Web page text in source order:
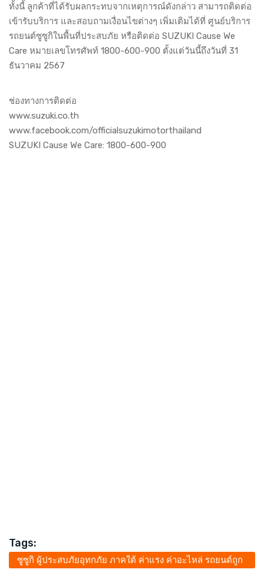
ทั้งนี้ ลูกค้าที่ได้รับผลกระทบจากเหตุการณ์ดังกล่าว สามารถติดต่อ
เข้ารับบริการ และสอบถามเงื่อนไขต่างๆ เพิ่มเติมได้ที่ ศูนย์บริการ
รถยนต์ซูซูกิในพื้นที่ประสบภัย หรือติดต่อ SUZUKI Cause We
Care หมายเลขโทรศัพท์ 1800-600-900 ตั้งแต่วันนี้ถึงวันที่ 31
ธันวาคม 2567
ช่องทางการติดต่อ
www.suzuki.co.th
www.facebook.com/officialsuzukimotorthailand
SUZUKI Cause We Care: 1800-600-900
Tags:
ซูซูกิ ผู้ประสบภัยอุทกภัย ภาคใต้ ค่าแรง ค่าอะไหล่ รถยนต์ถูก